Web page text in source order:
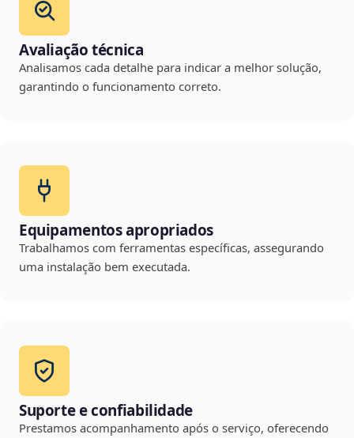
Avaliação técnica
Analisamos cada detalhe para indicar a melhor solução,
garantindo o funcionamento correto.
Equipamentos apropriados
Trabalhamos com ferramentas específicas, assegurando
uma instalação bem executada.
Suporte e confiabilidade
Prestamos acompanhamento após o serviço, oferecendo